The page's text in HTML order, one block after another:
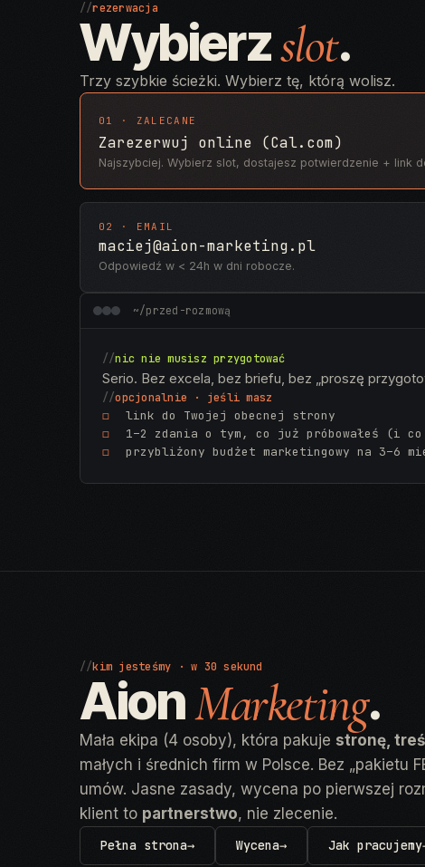
//rezerwacja
Wybierzslot.
Trzy szybkie ścieżki. Wybierz tę, którą wolisz.
01 · ZALECANE
Zarezerwuj online (Cal.com)
Najszybciej. Wybierz slot, dostajesz potwierdzenie + link
02 · EMAIL
maciej@aion-marketing.pl
Odpowiedź w < 24h w dni robocze.
~/przed-rozmową
//nic nie musisz przygotować
Serio. Bez excela, bez briefu, bez „proszę
//opcjonalnie · jeśli masz
◻
link do Twojej obecnej strony
◻
1–2 zdania o tym, co już próbowałeś (i co
◻
przybliżony budżet marketingowy na 3–6
//kim jesteśmy · w 30 sekund
AionMarketing.
Mała ekipa (4 osoby), która pakuje stronę,
małych i średnich firm w Polsce. Bez „pakietu
umów. Jasne zasady, wycena po pierwszej
klient to partnerstwo, nie zlecenie.
Pełna strona→ Wycena→ Jak pracujemy